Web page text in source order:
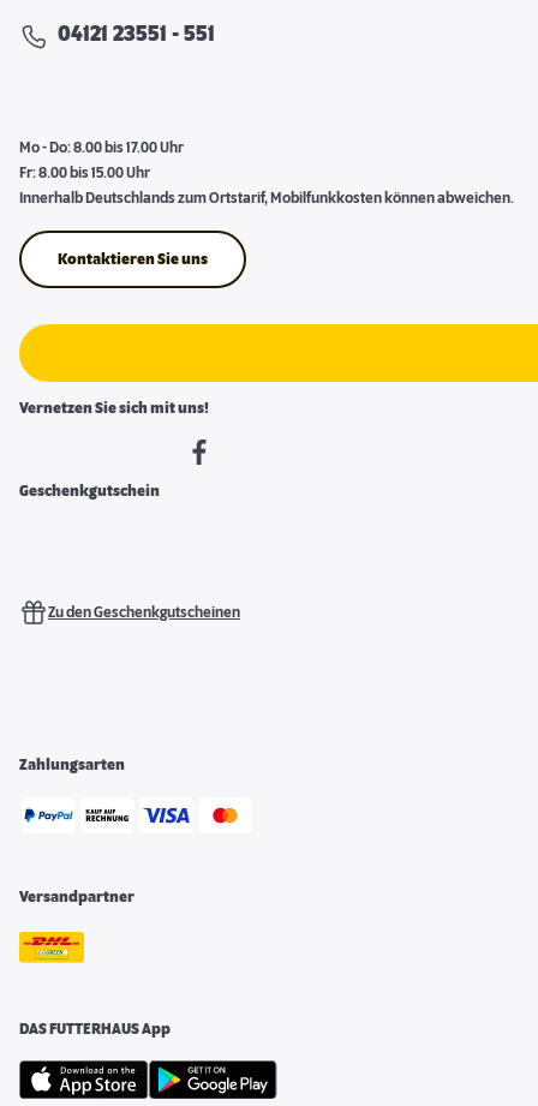
04121 23551 - 551
Mo - Do: 8.00 bis 17.00 Uhr
Fr: 8.00 bis 15.00 Uhr
Innerhalb Deutschlands zum Ortstarif, Mobilfunkkosten können abweichen.
Kontaktieren Sie uns
Vernetzen Sie sich mit uns!
Geschenkgutschein
Zu den Geschenkgutscheinen
Zahlungsarten
Versandpartner
DAS FUTTERHAUS App